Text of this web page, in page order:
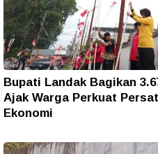
Bupati Landak Bagikan
Ajak Warga Perkuat
Ekonomi